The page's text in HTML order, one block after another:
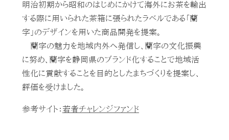
明治初期から昭和のはじめにかけて海外にお茶を輸出
する際に用いられた茶箱に張られたラベルである「蘭
字」のデザインを用いた商品開発を提案。
蘭字の魅力を地域内外へ発信し、蘭字の文化振興
に努め、蘭字を静岡県のブランド化することで地域活
性化に貢献することを目的としたまちづくりを提案し、
評価を受けました。
参考サイト： 若者チャレンジファンド